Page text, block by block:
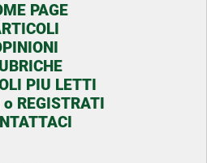
PAGE
PIU LETTI
o REGISTRATI